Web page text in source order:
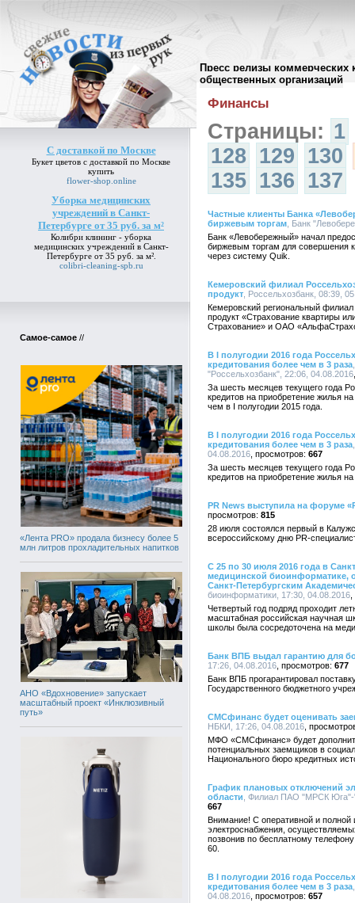
Пресс релизы коммерческих
общественных организаций
С доставкой по Москве
Букет цветов с доставкой по Москве
купить
flower-shop.online
Уборка медицинских
учреждений в Санкт-
Петербурге от 35 руб. за м²
Колибри клининг - уборка
медицинских учреждений в Санкт-
Петербурге от 35 руб. за м².
colibri-cleaning-spb.ru
Самое-самое //
«Лента PRO» продала бизнесу более 5
млн литров прохладительных напитков
АНО «Вдохновение» запускает
масштабный проект «Инклюзивный
путь»
Архив пресс-релизов//
Финансы
Страницы: 1
128 129 130
135 136 137
Частные клиенты Банка
биржевым торгам , Банк
Банк «Левобережный» начал
биржевым торгам для совершения
через систему Quik.
Кемеровский филиал
продукт , Россельхозбанк, 08:39,
Кемеровский региональный
продукт «Страхование квартиры
Страхование» и ОАО
В I полугодии 2016 года
кредитования более чем в 3 раза
"Россельхозбанк", 22:06, 04.08.2016
За шесть месяцев текущего года
кредитов на приобретение жилья
чем в I полугодии 2015 года.
В I полугодии 2016 года
кредитования более чем в 3 раза
04.08.2016
667
За шесть месяцев текущего года
кредитов на приобретение жилья
PR News выступила на форуме
815
28 июля состоялся первый в
всероссийскому дню PR-
С 25 по 30 июля 2016 года в
медицинской биоинформатике,
Санкт-Петербургским
биоинформатики, 17:30, 04.08.2016
Четвертый год подряд проходит
масштабная российская научная
школы была сосредоточена на
Банк ВПБ выдал гарантию для
17:26, 04.08.2016
677
Банк ВПБ прогарантировал
Государственного бюджетного
СМСфинанс будет оценивать
НБКИ, 17:26, 04.08.2016
МФО «СМСфинанс» будет
потенциальных заемщиков в
Национального бюро кредитных
График плановых отключений
области , Филиал ПАО "МРСК Юга"-
667
Внимание! С оперативной и
электроснабжения,
позвонив по бесплатному
60.
В I полугодии 2016 года
кредитования более чем в 3 раза
04.08.2016
657